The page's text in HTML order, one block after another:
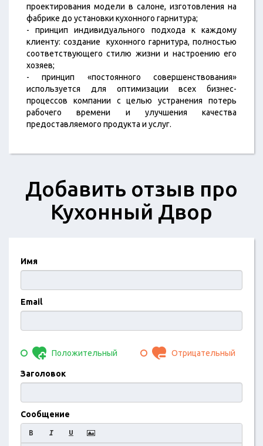
проектирования модели в салоне, изготовления на
фабрике до установки кухонного гарнитура;
- принцип индивидуального подхода к каждому
клиенту: создание кухонного гарнитура, полностью
соответствующего стилю жизни и настроению его
хозяев;
- принцип «постоянного совершенствования»
используется для оптимизации всех бизнес-
процессов компании с целью устранения потерь
рабочего времени и улучшения качества
предоставляемого продукта и услуг.
Добавить отзыв про
Кухонный Двор
Имя
Email
Положительный Отрицательный
Заголовок
Сообщение